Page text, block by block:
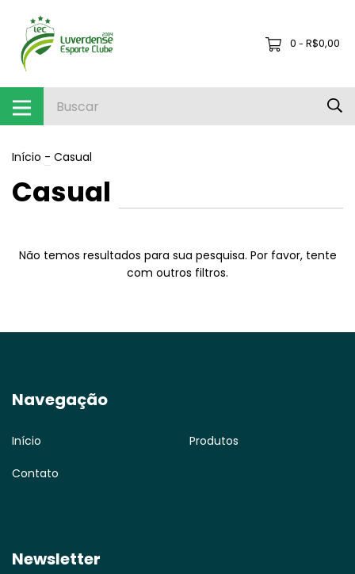
0 - R$0,00
Início - Casual
Casual
Não temos resultados para sua pesquisa. Por favor, tente
com outros filtros.
Navegação
Início Produtos
Contato
Newsletter